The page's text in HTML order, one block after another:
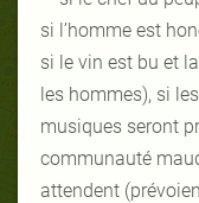
si l’homme est
si le vin est bu et
les hommes), si
musiques seront
communauté
attendent